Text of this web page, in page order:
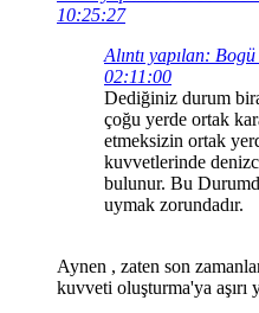
10:25:27
Alıntı yapılan:
02:11:00
Dediğiniz durum
çoğu yerde ortak
etmeksizin ortak
kuvvetlerinde
bulunur. Bu
uymak zorundadır.
Aynen , zaten son
kuvveti oluşturma'ya aşırı